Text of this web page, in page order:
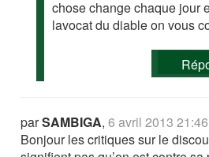
chose change chaque jour
lavocat du diable on vous
parSAMBIGA,6 avril 2013 21:46
Bonjour les critiques sur le